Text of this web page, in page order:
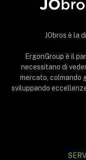
JObros è la
ErgonGroup è il
necessitano di
mercato, colmando
sviluppando